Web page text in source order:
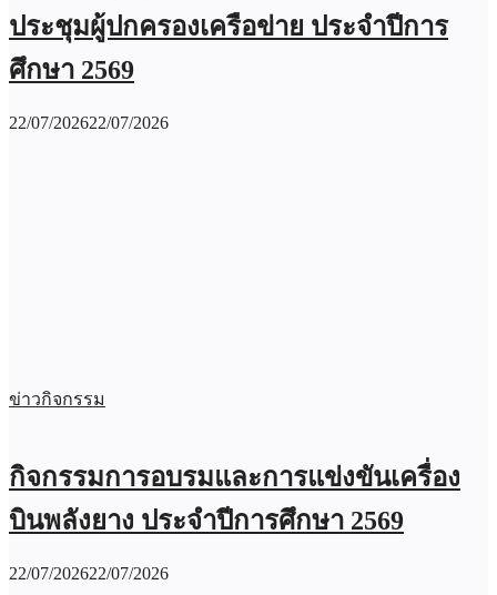
ประชุมผู้ปกครองเครือข่าย ประจำปีการ
ศึกษา 2569
22/07/202622/07/2026
ข่าวกิจกรรม
กิจกรรมการอบรมและการแข่งขันเครื่อง
บินพลังยาง ประจำปีการศึกษา 2569
22/07/202622/07/2026